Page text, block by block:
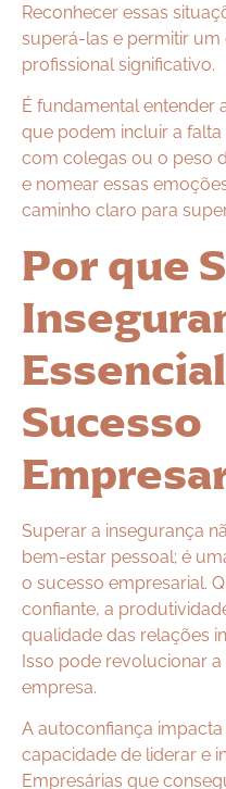
Reconhecer essas
superá-las e permitir
profissional significativo.
É fundamental entender
que podem incluir a
com colegas ou o peso
e nomear essas
caminho claro para
Por que
Sucesso
Superar a insegurança
bem-estar pessoal; é
o sucesso empresarial.
confiante, a
qualidade das relações
Isso pode revolucionar
empresa.
A autoconfiança
capacidade de liderar e
Empresárias que